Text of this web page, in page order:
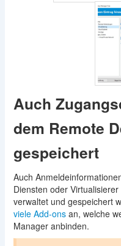
Auch
dem Remote
gespeichert
Auch
Diensten oder
verwaltet und gespeichert
viele Add-onsan, welche
Manager anbinden.